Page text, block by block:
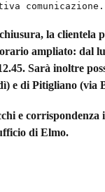
comunicazione.
la clientela
ampliato: dal
Sarà inoltre
e di Pitigliano (via
e corrispondenza
di Elmo.